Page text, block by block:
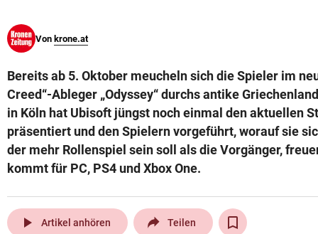
Von krone.at
Bereits ab 5. Oktober meucheln sich die Spieler im
Creed“-Ableger „Odyssey“ durchs antike
in Köln hat Ubisoft jüngst noch einmal den aktuellen
präsentiert und den Spielern vorgeführt, worauf sie
der mehr Rollenspiel sein soll als die Vorgänger,
kommt für PC, PS4 und Xbox One.
play_arrow Artikel anhören Teilen